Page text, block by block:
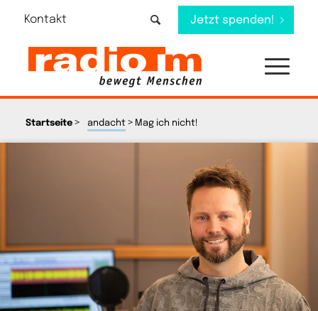
Kontakt Jetzt spenden!
Startseite> andacht> Mag ich nicht!